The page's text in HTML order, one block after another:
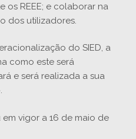
os REEE; e colaborar na
dos utilizadores.
do SIED, a
como este será
e será realizada a sua
vigor a 16 de maio de